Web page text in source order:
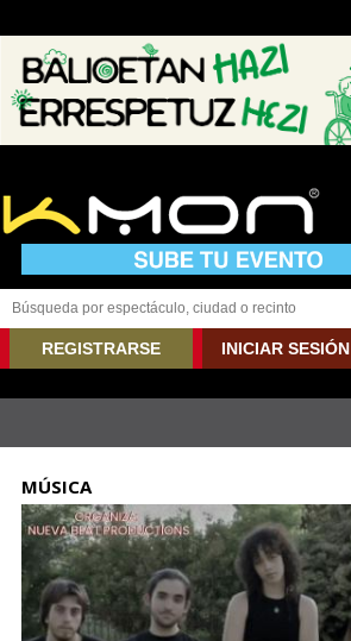
REGISTRARSE INICIAR SESIÓN
MÚSICA